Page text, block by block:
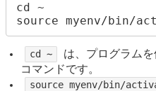
cd ~
source myenv/bin/
cd ∼
は、プログラム
コマンドです。
source myenv/bin/